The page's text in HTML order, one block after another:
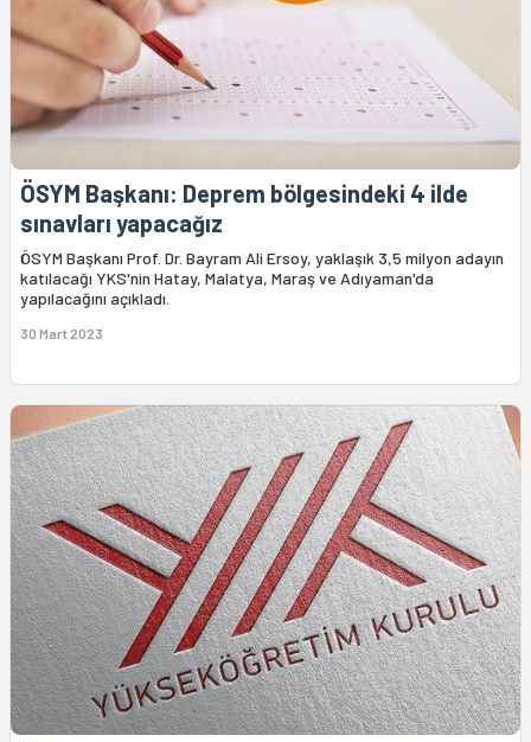
ÖSYM Başkanı: Deprem bölgesindeki 4 ilde
sınavları yapacağız
ÖSYM Başkanı Prof. Dr. Bayram Ali Ersoy, yaklaşık 3,5 milyon adayın
katılacağı YKS'nin Hatay, Malatya, Maraş ve Adıyaman'da
yapılacağını açıkladı.
30 Mart 2023